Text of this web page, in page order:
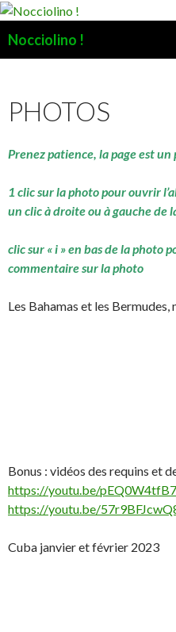
Nocciolino !
PHOTOS
Prenez patience, la page est un
1 clic sur la photo pour ouvrir
un clic à droite ou à gauche de
clic sur « i » en bas de la photo
commentaire sur la photo
Les Bahamas et les
Bonus : vidéos des requins et
https://youtu.be/
https://youtu.be/
Cuba janvier et février 2023